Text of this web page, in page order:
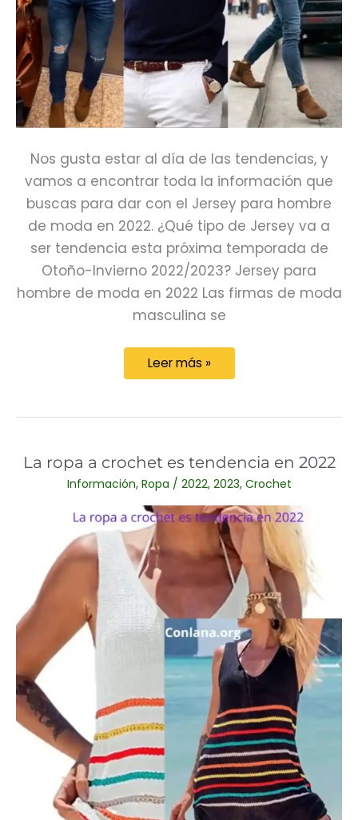
Nos gusta estar al día de las tendencias, y
vamos a encontrar toda la información que
buscas para dar con el Jersey para hombre
de moda en 2022. ¿Qué tipo de Jersey va a
ser tendencia esta próxima temporada de
Otoño-Invierno 2022/2023? Jersey para
hombre de moda en 2022 Las firmas de moda
masculina se
Jersey
para
en
2022
Leer más »
La ropa a crochet es tendencia en 2022
Información, Ropa / 2022, 2023, Crochet